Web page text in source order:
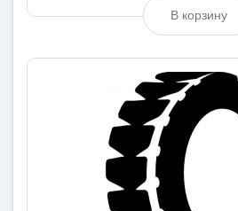
В корзину